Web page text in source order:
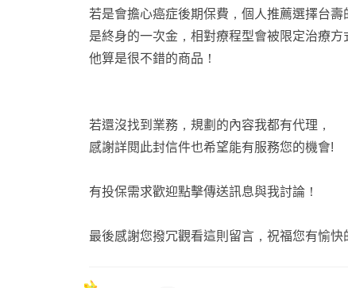
若是會擔心癌症後期保費，個人推薦選擇台壽
是終身的一次金，相對療程型會被限定治療方
他算是很不錯的商品！
若還沒找到業務，規劃的內容我都有代理，
感謝詳閱此封信件也希望能有服務您的機會!
有投保需求歡迎點擊傳送訊息與我討論！
最後感謝您撥冗觀看這則留言，祝福您有愉快